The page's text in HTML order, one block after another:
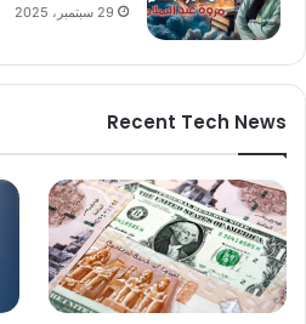
29 سبتمبر، 2025
Recent Tech News